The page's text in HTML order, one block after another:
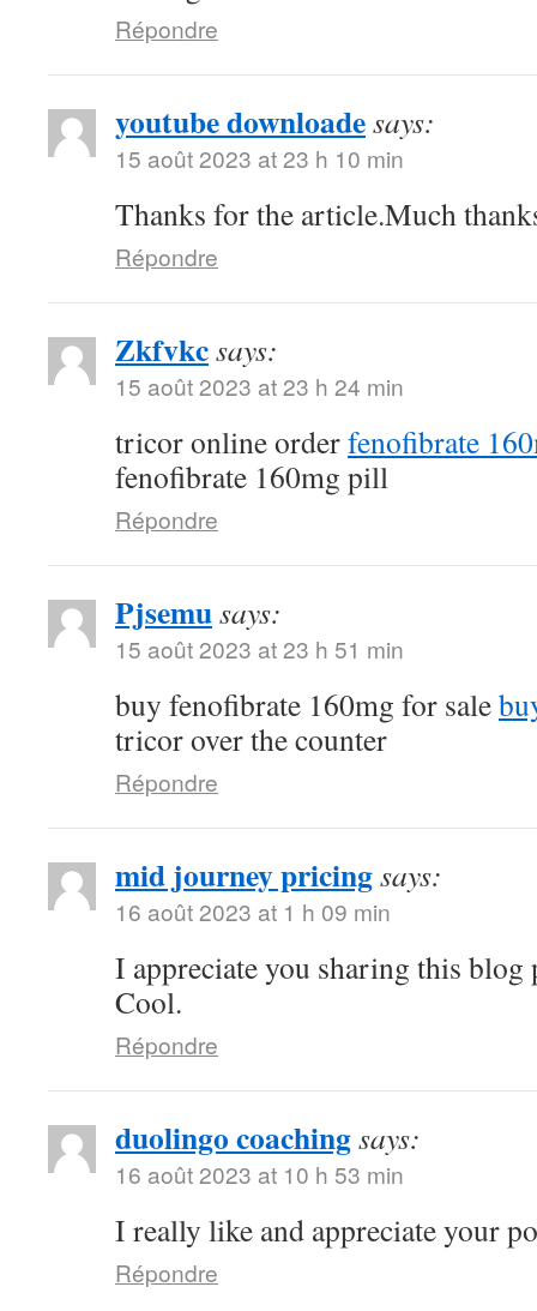
Répondre
youtube downloadesays:
15 août 2023 at 23 h 10 min
Thanks for the article.Much
Répondre
Zkfvkcsays:
15 août 2023 at 23 h 24 min
tricor online orderfenofibrate
fenofibrate 160mg pill
Répondre
Pjsemusays:
15 août 2023 at 23 h 51 min
buy fenofibrate 160mg for sale
tricor over the counter
Répondre
mid journey pricingsays:
16 août 2023 at 1 h 09 min
I appreciate you sharing this blog
Cool.
Répondre
duolingo coachingsays:
16 août 2023 at 10 h 53 min
I really like and appreciate your
Répondre